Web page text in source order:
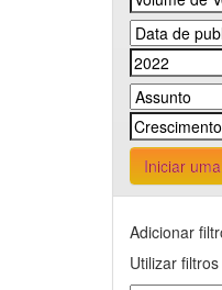
Iniciar
Adicionar
Utilizar